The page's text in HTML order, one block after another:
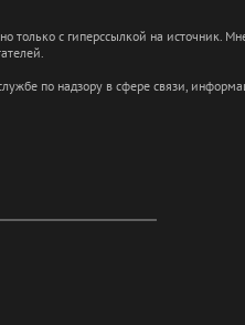
только с гиперссылкой на
по надзору в сфере связи,